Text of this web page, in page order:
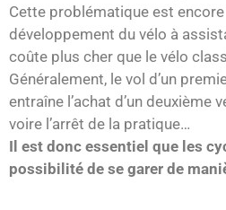
Cette problématique est
développement du vélo à
coûte plus cher que le vélo
Généralement, le vol d’un
entraîne l’achat d’un deuxième
voire l’arrêt de la pratique…
Il est donc essentiel que les
possibilité de se garer de